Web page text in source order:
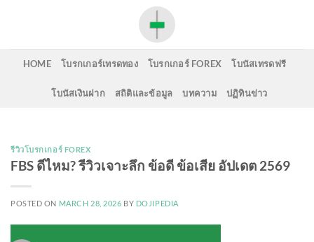
HOME โบรกเกอร์เทรดทอง โบรกเกอร์ FOREX โบนัสเทรดฟรี
โบนัสเงินฝาก สถิติและข้อมูล บทความ ปฏิทินข่าว
รีวิวโบรกเกอร์ FOREX
FBS ดีไหม? รีวิวเจาะลึก ข้อดี ข้อเสีย อัปเดต 2569
POSTED ON MARCH 28, 2026 BY DOJIPEDIA